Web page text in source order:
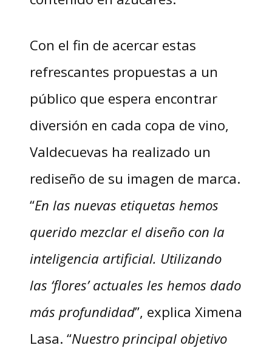
Con el fin de acercar estas
refrescantes propuestas a un
público que espera encontrar
diversión en cada copa de vino,
Valdecuevas ha realizado un
rediseño de su imagen de marca.
“En las nuevas etiquetas hemos
querido mezclar el diseño con la
inteligencia artificial. Utilizando
las ‘flores’ actuales les hemos dado
más profundidad”, explica Ximena
Lasa. “Nuestro principal objetivo